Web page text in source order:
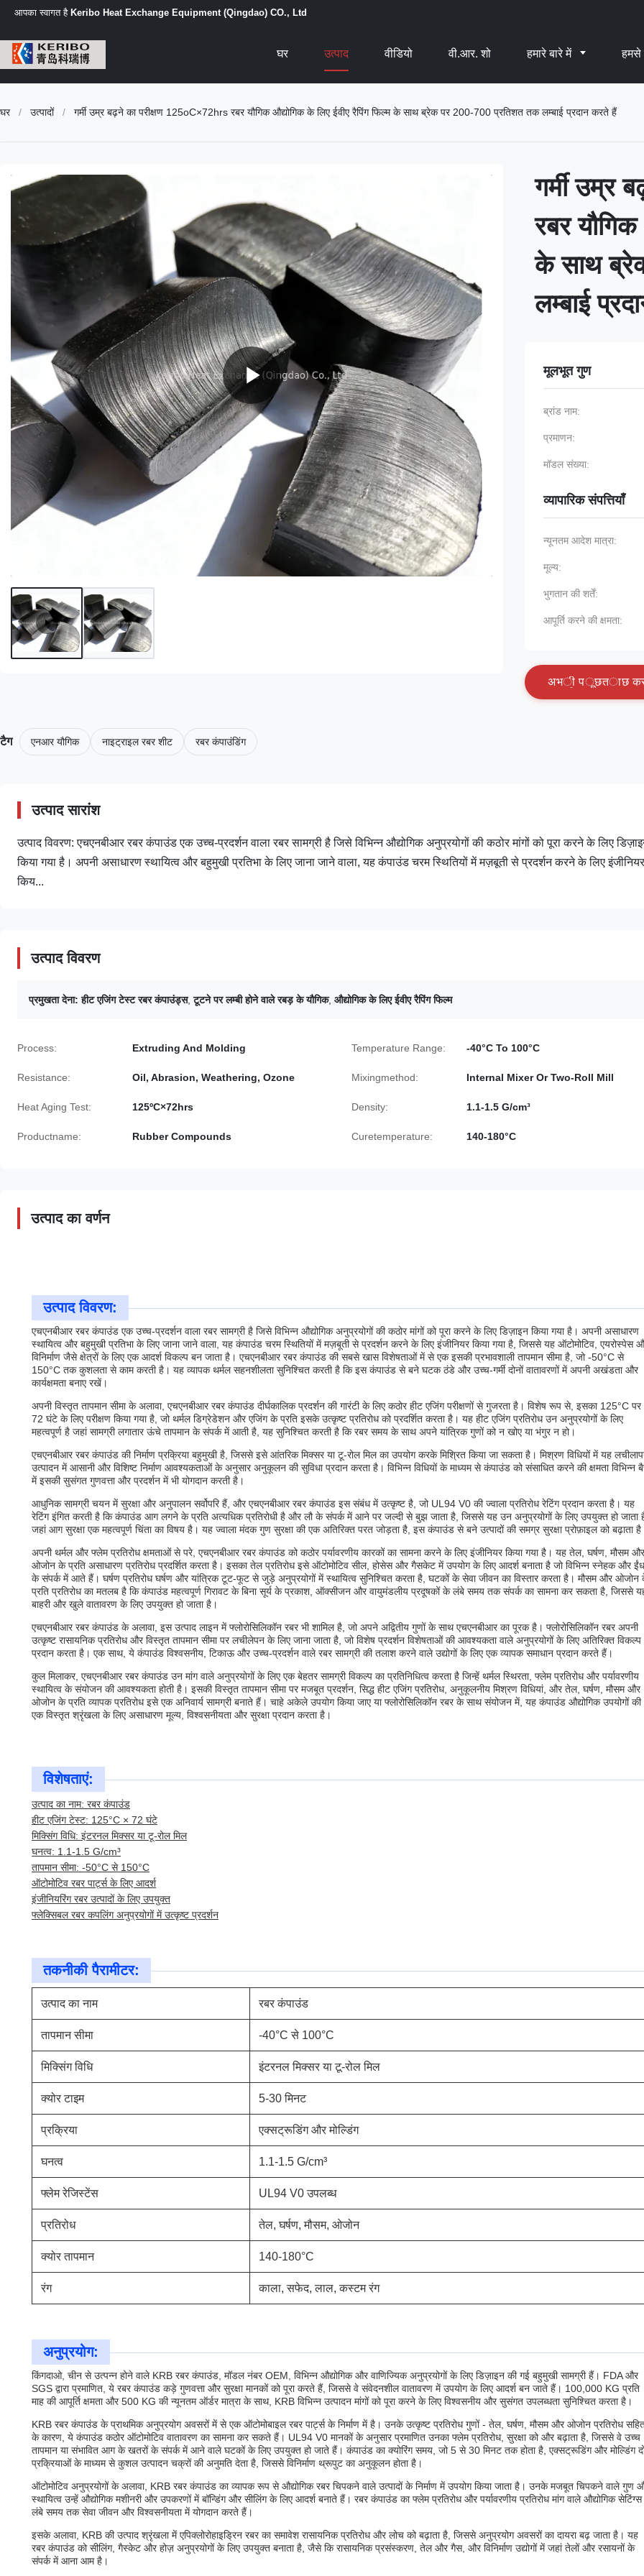
आपका स्वागत है Keribo Heat Exchange Equipment (Qingdao) CO., Ltd
घर उत्पाद वीडियो वी.आर. शो हमारे बारे में हमसे
घर / उत्पादों / गर्मी उम्र बढ़ने का परीक्षण 125oC×72hrs रबर यौगिक औद्योगिक के लिए ईवीए रैपिंग फिल्म के साथ ब्रेक पर 200-700 प्रतिशत तक लम्बाई प्रदान करते हैं
गर्मी उम्र
रबर
के साथ
लम्बाई
मूलभूत गुण
ब्रांड नाम:
प्रमाणन:
मॉडल संख्या:
व्यापारिक संपत्तियाँ
न्यूनतम आदेश मात्रा:
मूल्य:
भुगतान की शर्तें:
आपूर्ति करने की क्षमता:
अभी पूछताछ क
टैग एनआर यौगिक नाइट्राइल रबर शीट रबर कंपाउंडिंग
उत्पाद सारांश
उत्पाद विवरण: एचएनबीआर रबर कंपाउंड एक उच्च-प्रदर्शन वाला रबर सामग्री है जिसे विभिन्न औद्योगिक अनुप्रयोगों की कठोर मांगों को पूरा करने के लिए
किया गया है। अपनी असाधारण स्थायित्व और बहुमुखी प्रतिभा के लिए जाना जाने वाला, यह कंपाउंड चरम स्थितियों में मज़बूती से प्रदर्शन करने के लिए इंजीनियर
किय...
उत्पाद विवरण
प्रमुखता देना: हीट एजिंग टेस्ट रबर कंपाउंड्स,टूटने पर लम्बी होने वाले रबड़ के यौगिक, औद्योगिक के लिए ईवीए रैपिंग फिल्म
Process: Extruding And Molding Temperature Range: -40°C To 100°C
Resistance: Oil, Abrasion, Weathering, Ozone Mixingmethod: Internal Mixer Or Two-Roll Mill
Heat Aging Test: 125ºC×72hrs Density: 1.1-1.5 G/cm³
Productname: Rubber Compounds Curetemperature: 140-180°C
उत्पाद का वर्णन
उत्पाद विवरण:
एचएनबीआर रबर कंपाउंड एक उच्च-प्रदर्शन वाला रबर सामग्री है जिसे विभिन्न औद्योगिक अनुप्रयोगों की कठोर मांगों को पूरा करने के लिए डिज़ाइन किया गया है। अपनी असाधारण
स्थायित्व और बहुमुखी प्रतिभा के लिए जाना जाने वाला, यह कंपाउंड चरम स्थितियों में मज़बूती से प्रदर्शन करने के लिए इंजीनियर किया गया है, जिससे यह ऑटोमोटिव, एयरोस्पेस
विनिर्माण जैसे क्षेत्रों के लिए एक आदर्श विकल्प बन जाता है। एचएनबीआर रबर कंपाउंड की सबसे खास विशेषताओं में से एक इसकी प्रभावशाली तापमान सीमा है, जो -50°C से
150°C तक कुशलता से काम करती है। यह व्यापक थर्मल सहनशीलता सुनिश्चित करती है कि इस कंपाउंड से बने घटक ठंडे और उच्च-गर्मी दोनों वातावरणों में अपनी अखंडता और
कार्यक्षमता बनाए रखें।
अपनी विस्तृत तापमान सीमा के अलावा, एचएनबीआर रबर कंपाउंड दीर्घकालिक प्रदर्शन की गारंटी के लिए कठोर हीट एजिंग परीक्षणों से गुजरता है। विशेष रूप से, इसका 125°C पर
72 घंटे के लिए परीक्षण किया गया है, जो थर्मल डिग्रेडेशन और एजिंग के प्रति इसके उत्कृष्ट प्रतिरोध को प्रदर्शित करता है। यह हीट एजिंग प्रतिरोध उन अनुप्रयोगों के लिए
महत्वपूर्ण है जहां सामग्री लगातार ऊंचे तापमान के संपर्क में आती है, यह सुनिश्चित करती है कि रबर समय के साथ अपने यांत्रिक गुणों को न खोए या भंगुर न हो।
एचएनबीआर रबर कंपाउंड की निर्माण प्रक्रिया बहुमुखी है, जिससे इसे आंतरिक मिक्सर या टू-रोल मिल का उपयोग करके मिश्रित किया जा सकता है। मिश्रण विधियों में यह
उत्पादन में आसानी और विशिष्ट निर्माण आवश्यकताओं के अनुसार अनुकूलन की सुविधा प्रदान करता है। विभिन्न विधियों के माध्यम से कंपाउंड को संसाधित करने की क्षमता विभिन्न
में इसकी सुसंगत गुणवत्ता और प्रदर्शन में भी योगदान करती है।
आधुनिक सामग्री चयन में सुरक्षा और अनुपालन सर्वोपरि हैं, और एचएनबीआर रबर कंपाउंड इस संबंध में उत्कृष्ट है, जो UL94 V0 की ज्वाला प्रतिरोध रेटिंग प्रदान करता है। यह
रेटिंग इंगित करती है कि कंपाउंड आग लगने के प्रति अत्यधिक प्रतिरोधी है और लौ के संपर्क में आने पर जल्दी से बुझ जाता है, जिससे यह उन अनुप्रयोगों के लिए उपयुक्त हो जाता
जहां आग सुरक्षा एक महत्वपूर्ण चिंता का विषय है। यह ज्वाला मंदक गुण सुरक्षा की एक अतिरिक्त परत जोड़ता है, इस कंपाउंड से बने उत्पादों की समग्र सुरक्षा प्रोफ़ाइल को बढ़ाता
अपनी थर्मल और फ्लेम प्रतिरोध क्षमताओं से परे, एचएनबीआर रबर कंपाउंड को कठोर पर्यावरणीय कारकों का सामना करने के लिए इंजीनियर किया गया है। यह तेल, घर्षण, मौसम और
ओजोन के प्रति असाधारण प्रतिरोध प्रदर्शित करता है। इसका तेल प्रतिरोध इसे ऑटोमोटिव सील, होसेस और गैसकेट में उपयोग के लिए आदर्श बनाता है जो विभिन्न स्नेहक और
के संपर्क में आते हैं। घर्षण प्रतिरोध घर्षण और यांत्रिक टूट-फूट से जुड़े अनुप्रयोगों में स्थायित्व सुनिश्चित करता है, घटकों के सेवा जीवन का विस्तार करता है। मौसम और ओजोन
प्रति प्रतिरोध का मतलब है कि कंपाउंड महत्वपूर्ण गिरावट के बिना सूर्य के प्रकाश, ऑक्सीजन और वायुमंडलीय प्रदूषकों के लंबे समय तक संपर्क का सामना कर सकता है, जिससे
बाहरी और खुले वातावरण के लिए उपयुक्त हो जाता है।
एचएनबीआर रबर कंपाउंड के अलावा, इस उत्पाद लाइन में फ्लोरोसिलिकॉन रबर भी शामिल है, जो अपने अद्वितीय गुणों के साथ एचएनबीआर का पूरक है। फ्लोरोसिलिकॉन रबर अपनी
उत्कृष्ट रासायनिक प्रतिरोध और विस्तृत तापमान सीमा पर लचीलेपन के लिए जाना जाता है, जो विशेष प्रदर्शन विशेषताओं की आवश्यकता वाले अनुप्रयोगों के लिए अतिरिक्त विकल्प
प्रदान करता है। एक साथ, ये कंपाउंड विश्वसनीय, टिकाऊ और उच्च-प्रदर्शन वाले रबर सामग्री की तलाश करने वाले उद्योगों के लिए एक व्यापक समाधान प्रदान करते हैं।
कुल मिलाकर, एचएनबीआर रबर कंपाउंड उन मांग वाले अनुप्रयोगों के लिए एक बेहतर सामग्री विकल्प का प्रतिनिधित्व करता है जिन्हें थर्मल स्थिरता, फ्लेम प्रतिरोध और पर्यावरणीय
स्थायित्व के संयोजन की आवश्यकता होती है। इसकी विस्तृत तापमान सीमा पर मजबूत प्रदर्शन, सिद्ध हीट एजिंग प्रतिरोध, अनुकूलनीय मिश्रण विधियां, और तेल, घर्षण, मौसम और
ओजोन के प्रति व्यापक प्रतिरोध इसे एक अनिवार्य सामग्री बनाते हैं। चाहे अकेले उपयोग किया जाए या फ्लोरोसिलिकॉन रबर के साथ संयोजन में, यह कंपाउंड औद्योगिक उपयोगों की
एक विस्तृत श्रृंखला के लिए असाधारण मूल्य, विश्वसनीयता और सुरक्षा प्रदान करता है।
विशेषताएं:
उत्पाद का नाम: रबर कंपाउंड
हीट एजिंग टेस्ट: 125°C × 72 घंटे
मिक्सिंग विधि: इंटरनल मिक्सर या टू-रोल मिल
घनत्व: 1.1-1.5 G/cm³
तापमान सीमा: -50°C से 150°C
ऑटोमोटिव रबर पार्ट्स के लिए आदर्श
इंजीनियरिंग रबर उत्पादों के लिए उपयुक्त
फ्लेक्सिबल रबर कपलिंग अनुप्रयोगों में उत्कृष्ट प्रदर्शन
तकनीकी पैरामीटर:
उत्पाद का नाम रबर कंपाउंड
तापमान सीमा -40°C से 100°C
मिक्सिंग विधि इंटरनल मिक्सर या टू-रोल मिल
क्योर टाइम 5-30 मिनट
प्रक्रिया एक्सट्रूडिंग और मोल्डिंग
घनत्व 1.1-1.5 G/cm³
फ्लेम रेजिस्टेंस UL94 V0 उपलब्ध
प्रतिरोध तेल, घर्षण, मौसम, ओजोन
क्योर तापमान 140-180°C
रंग काला, सफेद, लाल, कस्टम रंग
अनुप्रयोग:
किंगदाओ, चीन से उत्पन्न होने वाले KRB रबर कंपाउंड, मॉडल नंबर OEM, विभिन्न औद्योगिक और वाणिज्यिक अनुप्रयोगों के लिए डिज़ाइन की गई बहुमुखी सामग्री हैं। FDA और
SGS द्वारा प्रमाणित, ये रबर कंपाउंड कड़े गुणवत्ता और सुरक्षा मानकों को पूरा करते हैं, जिससे वे संवेदनशील वातावरण में उपयोग के लिए आदर्श बन जाते हैं। 100,000 KG प्रति
माह की आपूर्ति क्षमता और 500 KG की न्यूनतम ऑर्डर मात्रा के साथ, KRB विभिन्न उत्पादन मांगों को पूरा करने के लिए विश्वसनीय और सुसंगत उपलब्धता सुनिश्चित करता है।
KRB रबर कंपाउंड के प्राथमिक अनुप्रयोग अवसरों में से एक ऑटोमोबाइल रबर पार्ट्स के निर्माण में है। उनके उत्कृष्ट प्रतिरोध गुणों - तेल, घर्षण, मौसम और ओजोन प्रतिरोध
के कारण, ये कंपाउंड कठोर ऑटोमोटिव वातावरण का सामना कर सकते हैं। UL94 V0 मानकों के अनुसार प्रमाणित उनका फ्लेम प्रतिरोध, सुरक्षा को और बढ़ाता है, जिससे वे उच्च
तापमान या संभावित आग के खतरों के संपर्क में आने वाले घटकों के लिए उपयुक्त हो जाते हैं। कंपाउंड का क्योरिंग समय, जो 5 से 30 मिनट तक होता है, एक्सट्रूडिंग और मोल्डिंग
प्रक्रियाओं के माध्यम से कुशल उत्पादन चक्रों की अनुमति देता है, जिससे विनिर्माण थ्रूपुट का अनुकूलन होता है।
ऑटोमोटिव अनुप्रयोगों के अलावा, KRB रबर कंपाउंड का व्यापक रूप से औद्योगिक रबर चिपकने वाले उत्पादों के निर्माण में उपयोग किया जाता है। उनके मजबूत चिपकने वाले गुण
स्थायित्व उन्हें औद्योगिक मशीनरी और उपकरणों में बॉन्डिंग और सीलिंग के लिए आदर्श बनाते हैं। रबर कंपाउंड का फ्लेम प्रतिरोध और पर्यावरणीय प्रतिरोध मांग वाले औद्योगिक
लंबे समय तक सेवा जीवन और विश्वसनीयता में योगदान करते हैं।
इसके अलावा, KRB की उत्पाद श्रृंखला में एपिक्लोरोहाइड्रिन रबर का समावेश रासायनिक प्रतिरोध और लोच को बढ़ाता है, जिससे अनुप्रयोग अवसरों का दायरा बढ़ जाता है। यह
रबर कंपाउंड को सीलिंग, गैस्केट और होज़ अनुप्रयोगों के लिए उपयुक्त बनाता है, जैसे कि रासायनिक प्रसंस्करण, तेल और गैस, और विनिर्माण उद्योगों में जहां तेलों और रसायनों के
संपर्क में आना आम है।